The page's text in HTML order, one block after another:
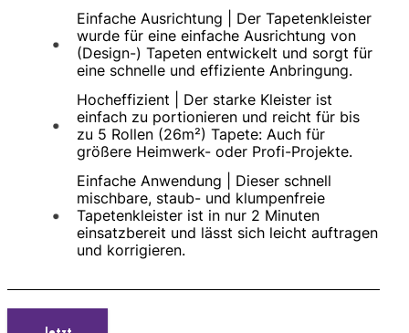
Einfache Ausrichtung | Der Tapetenkleister
wurde für eine einfache Ausrichtung von
(Design-) Tapeten entwickelt und sorgt für
eine schnelle und effiziente Anbringung.
Hocheffizient | Der starke Kleister ist
einfach zu portionieren und reicht für bis
zu 5 Rollen (26m²) Tapete: Auch für
größere Heimwerk- oder Profi-Projekte.
Einfache Anwendung | Dieser schnell
mischbare, staub- und klumpenfreie
Tapetenkleister ist in nur 2 Minuten
einsatzbereit und lässt sich leicht auftragen
und korrigieren.